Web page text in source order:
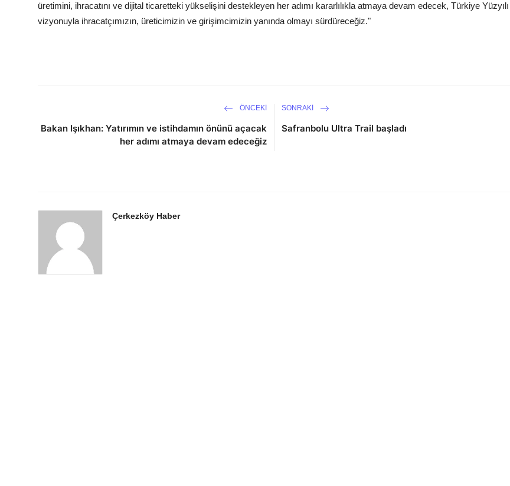
üretimini, ihracatını ve dijital ticaretteki yükselişini destekleyen her adımı kararlılıkla atmaya devam edecek, Türkiye Yüzyılı
vizyonuyla ihracatçımızın, üreticimizin ve girişimcimizin yanında olmayı sürdüreceğiz."
ÖNCEKI
Bakan Işıkhan: Yatırımın ve istihdamın önünü açacak
her adımı atmaya devam edeceğiz
SONRAKI
Safranbolu Ultra Trail başladı
Çerkezköy Haber